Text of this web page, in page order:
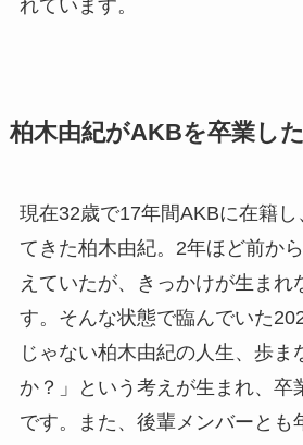
れています。
柏木由紀がAKBを卒業し
現在32歳で17年間AKBに在籍し
てきた柏木由紀。 2年ほど前か
えていたが、きっかけが生まれ
す。そんな状態で臨んでいた
じゃない柏木由紀の人生、歩ま
か？」という考えが生まれ、卒
です。また、後輩メンバーとも